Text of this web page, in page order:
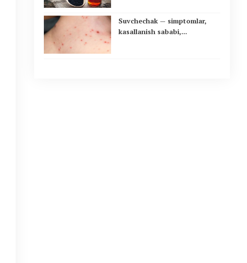
Suvchechak — simptomlar,
kasallanish sababi,...